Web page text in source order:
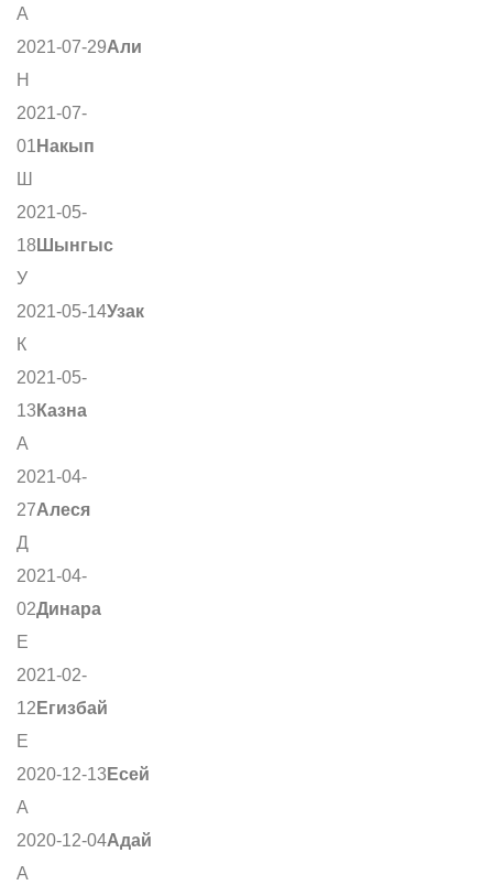
А
2021-07-29Али
Н
2021-07-
01 Накып
Ш
2021-05-
18 Шынгыс
У
2021-05-14Узак
К
2021-05-
13 Казна
А
2021-04-
27Алеся
Д
2021-04-
02Динара
Е
2021-02-
12 Егизбай
Е
2020-12-13 Есей
А
2020-12-04Адай
А